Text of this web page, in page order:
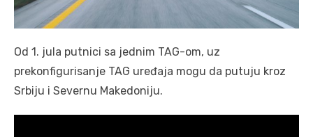
Od 1. jula putnici sa jednim TAG-om, uz
prekonfigurisanje TAG uređaja mogu da putuju kroz
Srbiju i Severnu Makedoniju.